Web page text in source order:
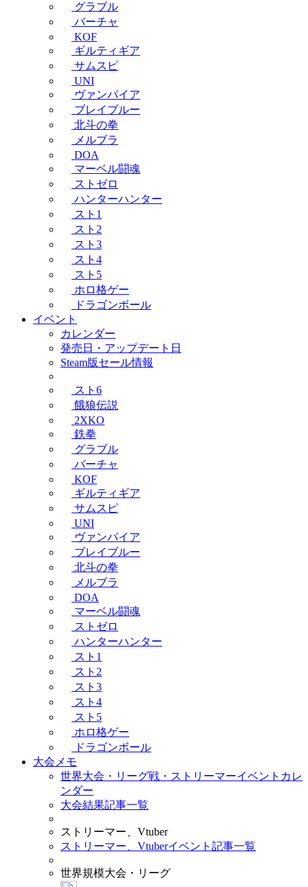
グラブル
バーチャ
KOF
ギルティギア
サムスピ
UNI
ヴァンパイア
ブレイブルー
北斗の拳
メルブラ
DOA
マーベル闘魂
ストゼロ
ハンターハンター
スト1
スト2
スト3
スト4
スト5
ホロ格ゲー
ドラゴンボール
イベント
カレンダー
発売日・アップデート日
Steam版セール情報
スト6
餓狼伝説
2XKO
鉄拳
グラブル
バーチャ
KOF
ギルティギア
サムスピ
UNI
ヴァンパイア
ブレイブルー
北斗の拳
メルブラ
DOA
マーベル闘魂
ストゼロ
ハンターハンター
スト1
スト2
スト3
スト4
スト5
ホロ格ゲー
ドラゴンボール
大会メモ
世界大会・リーグ戦・ストリーマーイベントカレ
ンダー
大会結果記事一覧
ストリーマー、Vtuber
ストリーマー、Vtuberイベント記事一覧
世界規模大会・リーグ